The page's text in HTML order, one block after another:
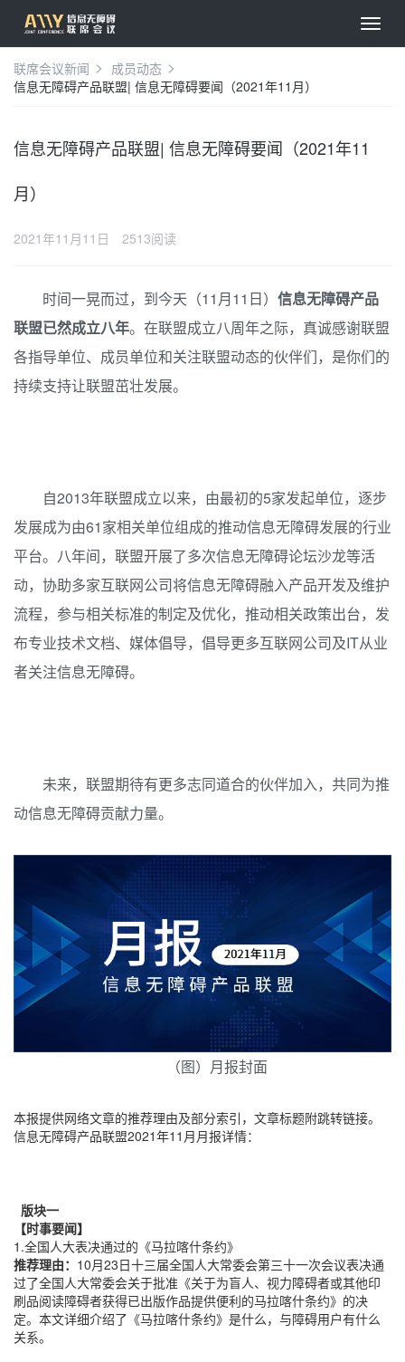
联席会议新闻
成员动态
信息无障碍产品联盟| 信息无障碍要闻（2021年11月）
信息无障碍产品联盟| 信息无障碍要闻（2021年11
月）
2021年11月11日 2513阅读
时间一晃而过，到今天（11月11日） 信息无障碍产品
联盟已然成立八年。在联盟成立八周年之际，真诚感谢联盟
各指导单位、成员单位和关注联盟动态的伙伴们，是你们的
持续支持让联盟茁壮发展。
自2013年联盟成立以来，由最初的5家发起单位，逐步
发展成为由61家相关单位组成的推动信息无障碍发展的行业
平台。八年间，联盟开展了多次信息无障碍论坛沙龙等活
动，协助多家互联网公司将信息无障碍融入产品开发及维护
流程，参与相关标准的制定及优化，推动相关政策出台，发
布专业技术文档、媒体倡导，倡导更多互联网公司及IT从业
者关注信息无障碍。
未来，联盟期待有更多志同道合的伙伴加入，共同为推
动信息无障碍贡献力量。
（图）月报封面
本报提供网络文章的推荐理由及部分索引，文章标题附跳转链接。
信息无障碍产品联盟2021年11月月报详情：
版块一
【时事要闻】
1.全国人大表决通过的《马拉喀什条约》
推荐理由： 10月23日十三届全国人大常委会第三十一次会议表决通
过了全国人大常委会关于批准《关于为盲人、视力障碍者或其他印
刷品阅读障碍者获得已出版作品提供便利的马拉喀什条约》的决
定。本文详细介绍了《马拉喀什条约》是什么，与障碍用户有什么
关系。